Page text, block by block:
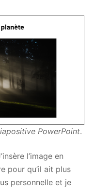
PowerPoint.
l’image en
pour qu’il ait plus
personnelle et je